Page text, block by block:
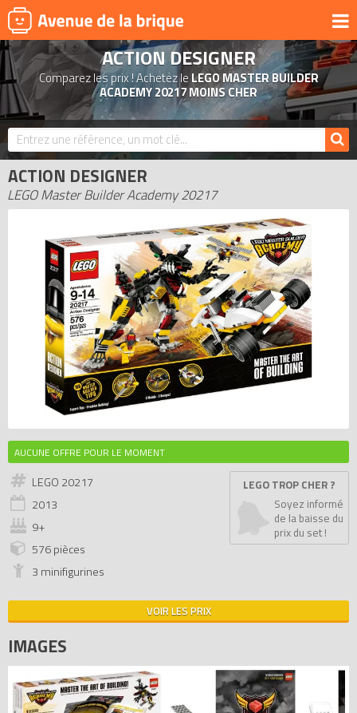
UNIVERS
PRODUITS DÉRIVÉS
NOUVEAUTÉS
LEGO 2026
BONS PLANS
ACTUALITÉS
ASSOCIATIONS DE FANS
EXPOSITIONS LEGO
LEGO LES PLUS CHERS
DERNIERS LEGO AJOUTÉS
ACTION DESIGNER
Comparez les prix ! Achetez le LEGO MASTER BUILDER
ACADEMY 20217 MOINS CHER
ACTION DESIGNER
LEGO Master Builder Academy 20217
AUCUNE OFFRE POUR LE MOMENT
LEGO 20217
2013
9+
576 pièces
3 minifigurines
LEGO TROP CHER ?
Soyez informé
de la baisse du
prix du set !
VOIR LES PRIX
IMAGES